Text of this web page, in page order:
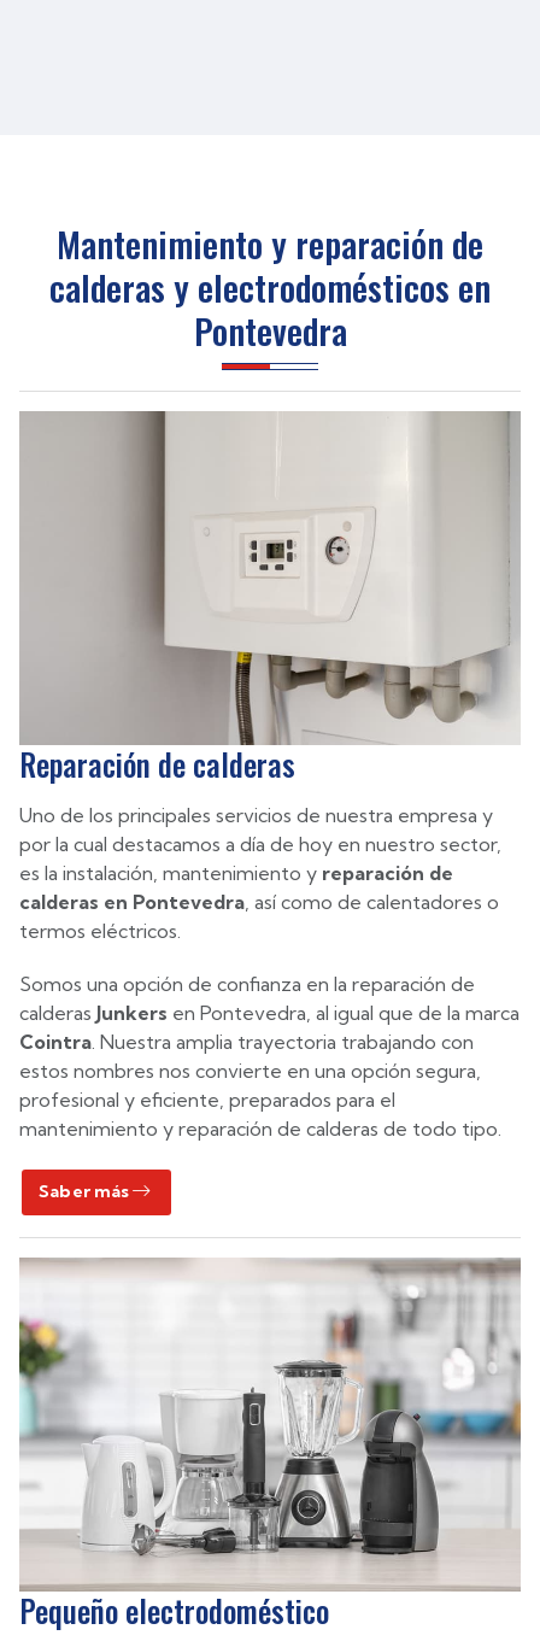
Mantenimiento y reparación de
calderas y electrodomésticos en
Pontevedra
Reparación de calderas
Uno de los principales servicios de nuestra empresa y
por la cual destacamos a día de hoy en nuestro sector,
es la instalación, mantenimiento y reparación de
calderas en Pontevedra , así como de calentadores o
termos eléctricos.
Somos una opción de confianza en la reparación de
calderas Junkers en Pontevedra, al igual que de la marca
Cointra . Nuestra amplia trayectoria trabajando con
estos nombres nos convierte en una opción segura,
profesional y eficiente, preparados para el
mantenimiento y reparación de calderas de todo tipo.
Saber más
Pequeño electrodoméstico